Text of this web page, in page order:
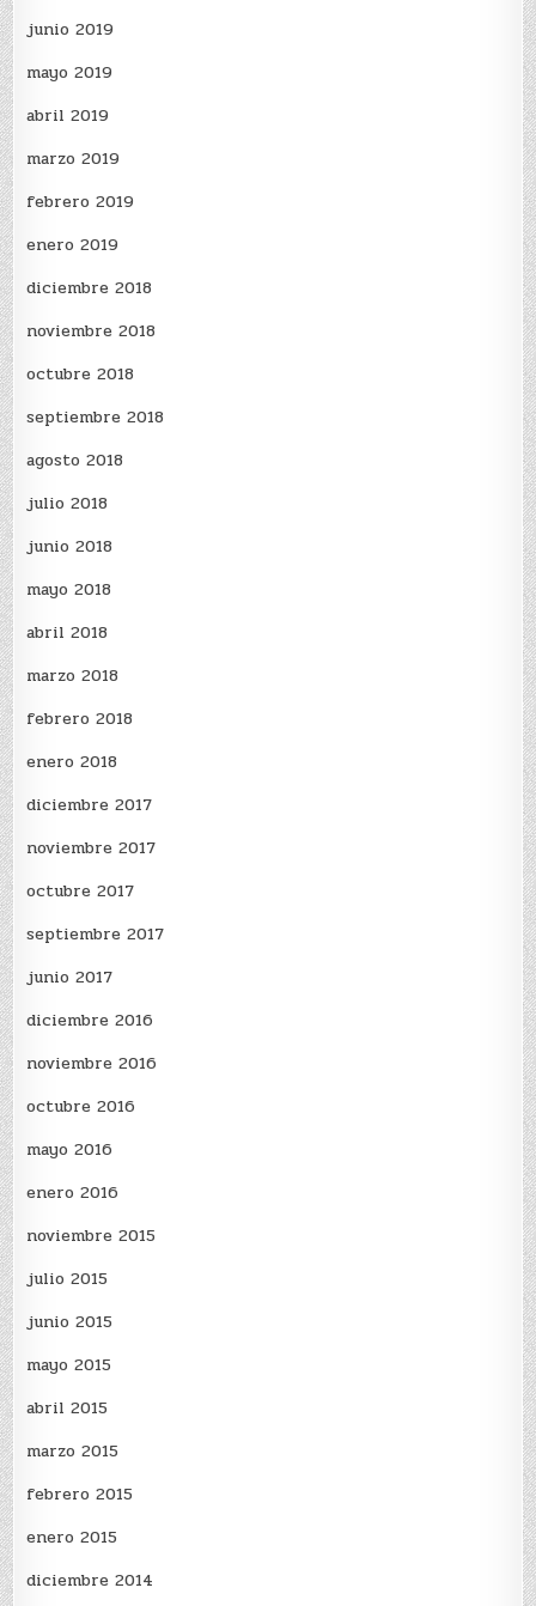
junio 2019
mayo 2019
abril 2019
marzo 2019
febrero 2019
enero 2019
diciembre 2018
noviembre 2018
octubre 2018
septiembre 2018
agosto 2018
julio 2018
junio 2018
mayo 2018
abril 2018
marzo 2018
febrero 2018
enero 2018
diciembre 2017
noviembre 2017
octubre 2017
septiembre 2017
junio 2017
diciembre 2016
noviembre 2016
octubre 2016
mayo 2016
enero 2016
noviembre 2015
julio 2015
junio 2015
mayo 2015
abril 2015
marzo 2015
febrero 2015
enero 2015
diciembre 2014